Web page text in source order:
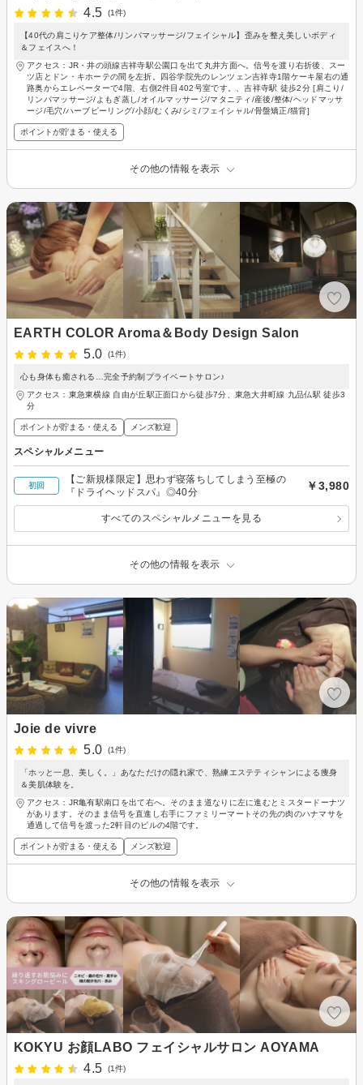
4.5
(1件)
【40代の肩こりケア整体/リンパマッサージ/フェイシャル】歪みを整え美しいボディ
＆フェイスへ！
アクセス：JR・井の頭線吉祥寺駅公園口を出て丸井方面へ。信号を渡り右折後、スー
ツ店とドン・キホーテの間を左折。四谷学院先のレンツェン吉祥寺1階ケーキ屋右の通
路奥からエレベーターで4階、右側2件目402号室です。、吉祥寺駅 徒歩2分 [肩こり/
リンパマッサージ/よもぎ蒸し/オイルマッサージ/マタニティ/産後/整体/ヘッドマッサ
ージ/毛穴/ハーブピーリング/小顔/むくみ/シミ/フェイシャル/骨盤矯正/猫背]
ポイントが貯まる・使える
その他の情報を表示
EARTH COLOR Aroma＆Body Design Salon
5.0
(1件)
心も身体も癒される…完全予約制プライベートサロン♪
アクセス：東急東横線 自由が丘駅正面口から徒歩7分、東急大井町線 九品仏駅 徒歩3
分
ポイントが貯まる・使える メンズ歓迎
スペシャルメニュー
初回
【ご新規様限定】思わず寝落ちしてしまう至極の
『ドライヘッドスパ』◎40分
￥3,980
すべてのスペシャルメニューを見る
その他の情報を表示
Joie de vivre
5.0
(1件)
「ホッと一息、美しく。」あなただけの隠れ家で、熟練エステティシャンによる痩身
＆美肌体験を。
アクセス：JR亀有駅南口を出て右へ。そのまま道なりに左に進むとミスタードーナツ
があります。そのまま信号を直進し右手にファミリーマートその先の肉のハナマサを
通過して信号を渡った2軒目のビルの4階です。
ポイントが貯まる・使える メンズ歓迎
その他の情報を表示
KOKYU お顔LABO フェイシャルサロン AOYAMA
4.5
(1件)